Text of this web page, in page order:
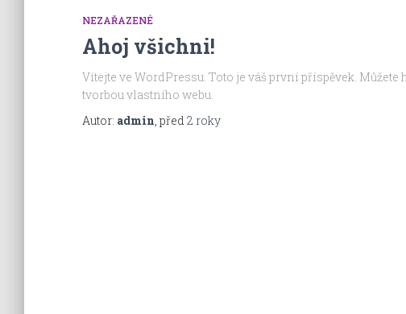
NEZAŘAZENÉ
Ahoj všichni!
Vítejte ve WordPressu. Toto je váš první příspěvek. Můžete
tvorbou vlastního webu.
Autor: admin, před 2 roky